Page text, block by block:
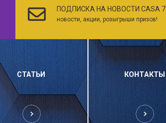
ПОДПИСКА НА НОВОСТИ CASA 7
новости, акции, розыгрыши призов!
СТАТЬИ КОНТАКТЫ